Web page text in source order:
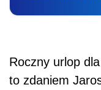
Roczny urlop
to zdaniem